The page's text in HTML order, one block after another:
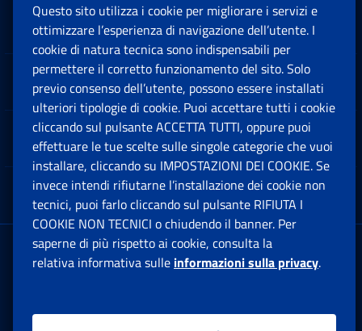
Sedi e Contatti
Software
Note Legali
App mobile
Sede Legale : Via Ciro il Grande, 21
00144 Roma
Questo sito utilizza i cookie per migliorare i servizi e
ottimizzare l’esperienza di navigazione dell’utente. I
cookie di natura tecnica sono indispensabili per
permettere il corretto funzionamento del sito. Solo
previo consenso dell’utente, possono essere installati
ulteriori tipologie di cookie. Puoi accettare tutti i cookie
cliccando sul pulsante ACCETTA TUTTI, oppure puoi
effettuare le tue scelte sulle singole categorie che vuoi
installare, cliccando su IMPOSTAZIONI DEI COOKIE. Se
invece intendi rifiutarne l’installazione dei cookie non
tecnici, puoi farlo cliccando sul pulsante RIFIUTA I
COOKIE NON TECNICI o chiudendo il banner. Per
saperne di più rispetto ai cookie, consulta la
relativa informativa sulle informazioni sulla privacy.